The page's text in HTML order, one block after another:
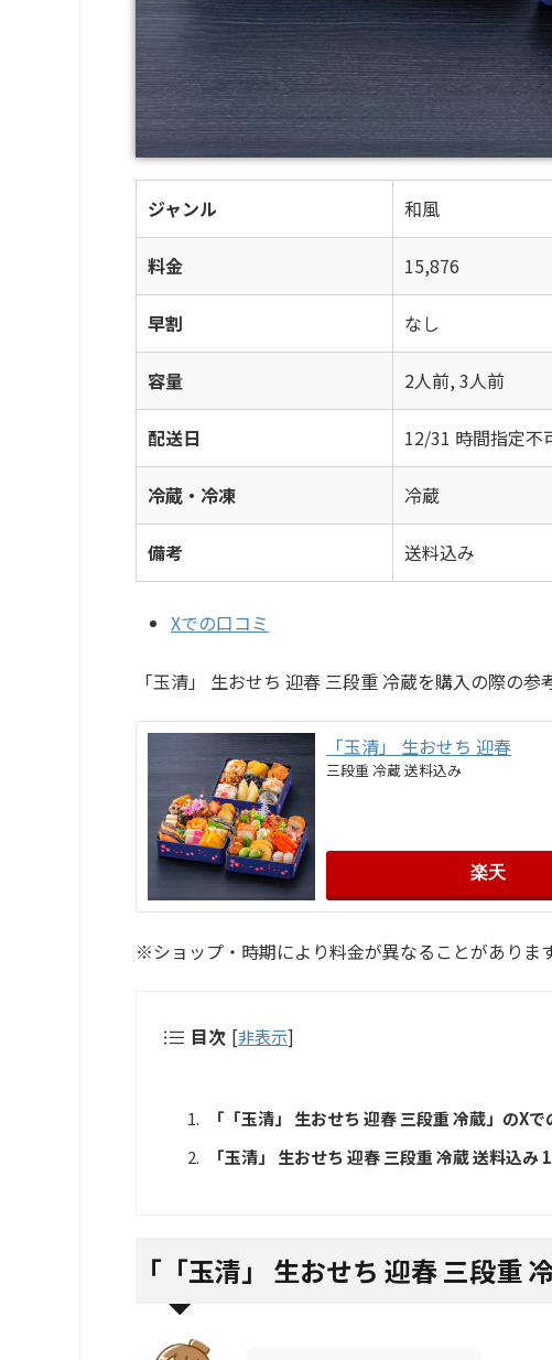
ジャンル 和風
料金 15,876
早割 なし
容量 2人前, 3人前
配送日 12/31 時間指定不
冷蔵・冷凍 冷蔵
備考 送料込み
Xでの口コミ
「玉清」 生おせち 迎春 三段重 冷蔵を購入の際の
「玉清」 生おせち 迎春
三段重 冷蔵 送料込み
楽天
※ショップ・時期により料金が異なることがありま
目次 [非表示]
「「玉清」 生おせち 迎春 三段重 冷蔵」のXで
「玉清」 生おせち 迎春 三段重 冷蔵 送料込み
「 「玉清」 生おせち 迎春 三段重